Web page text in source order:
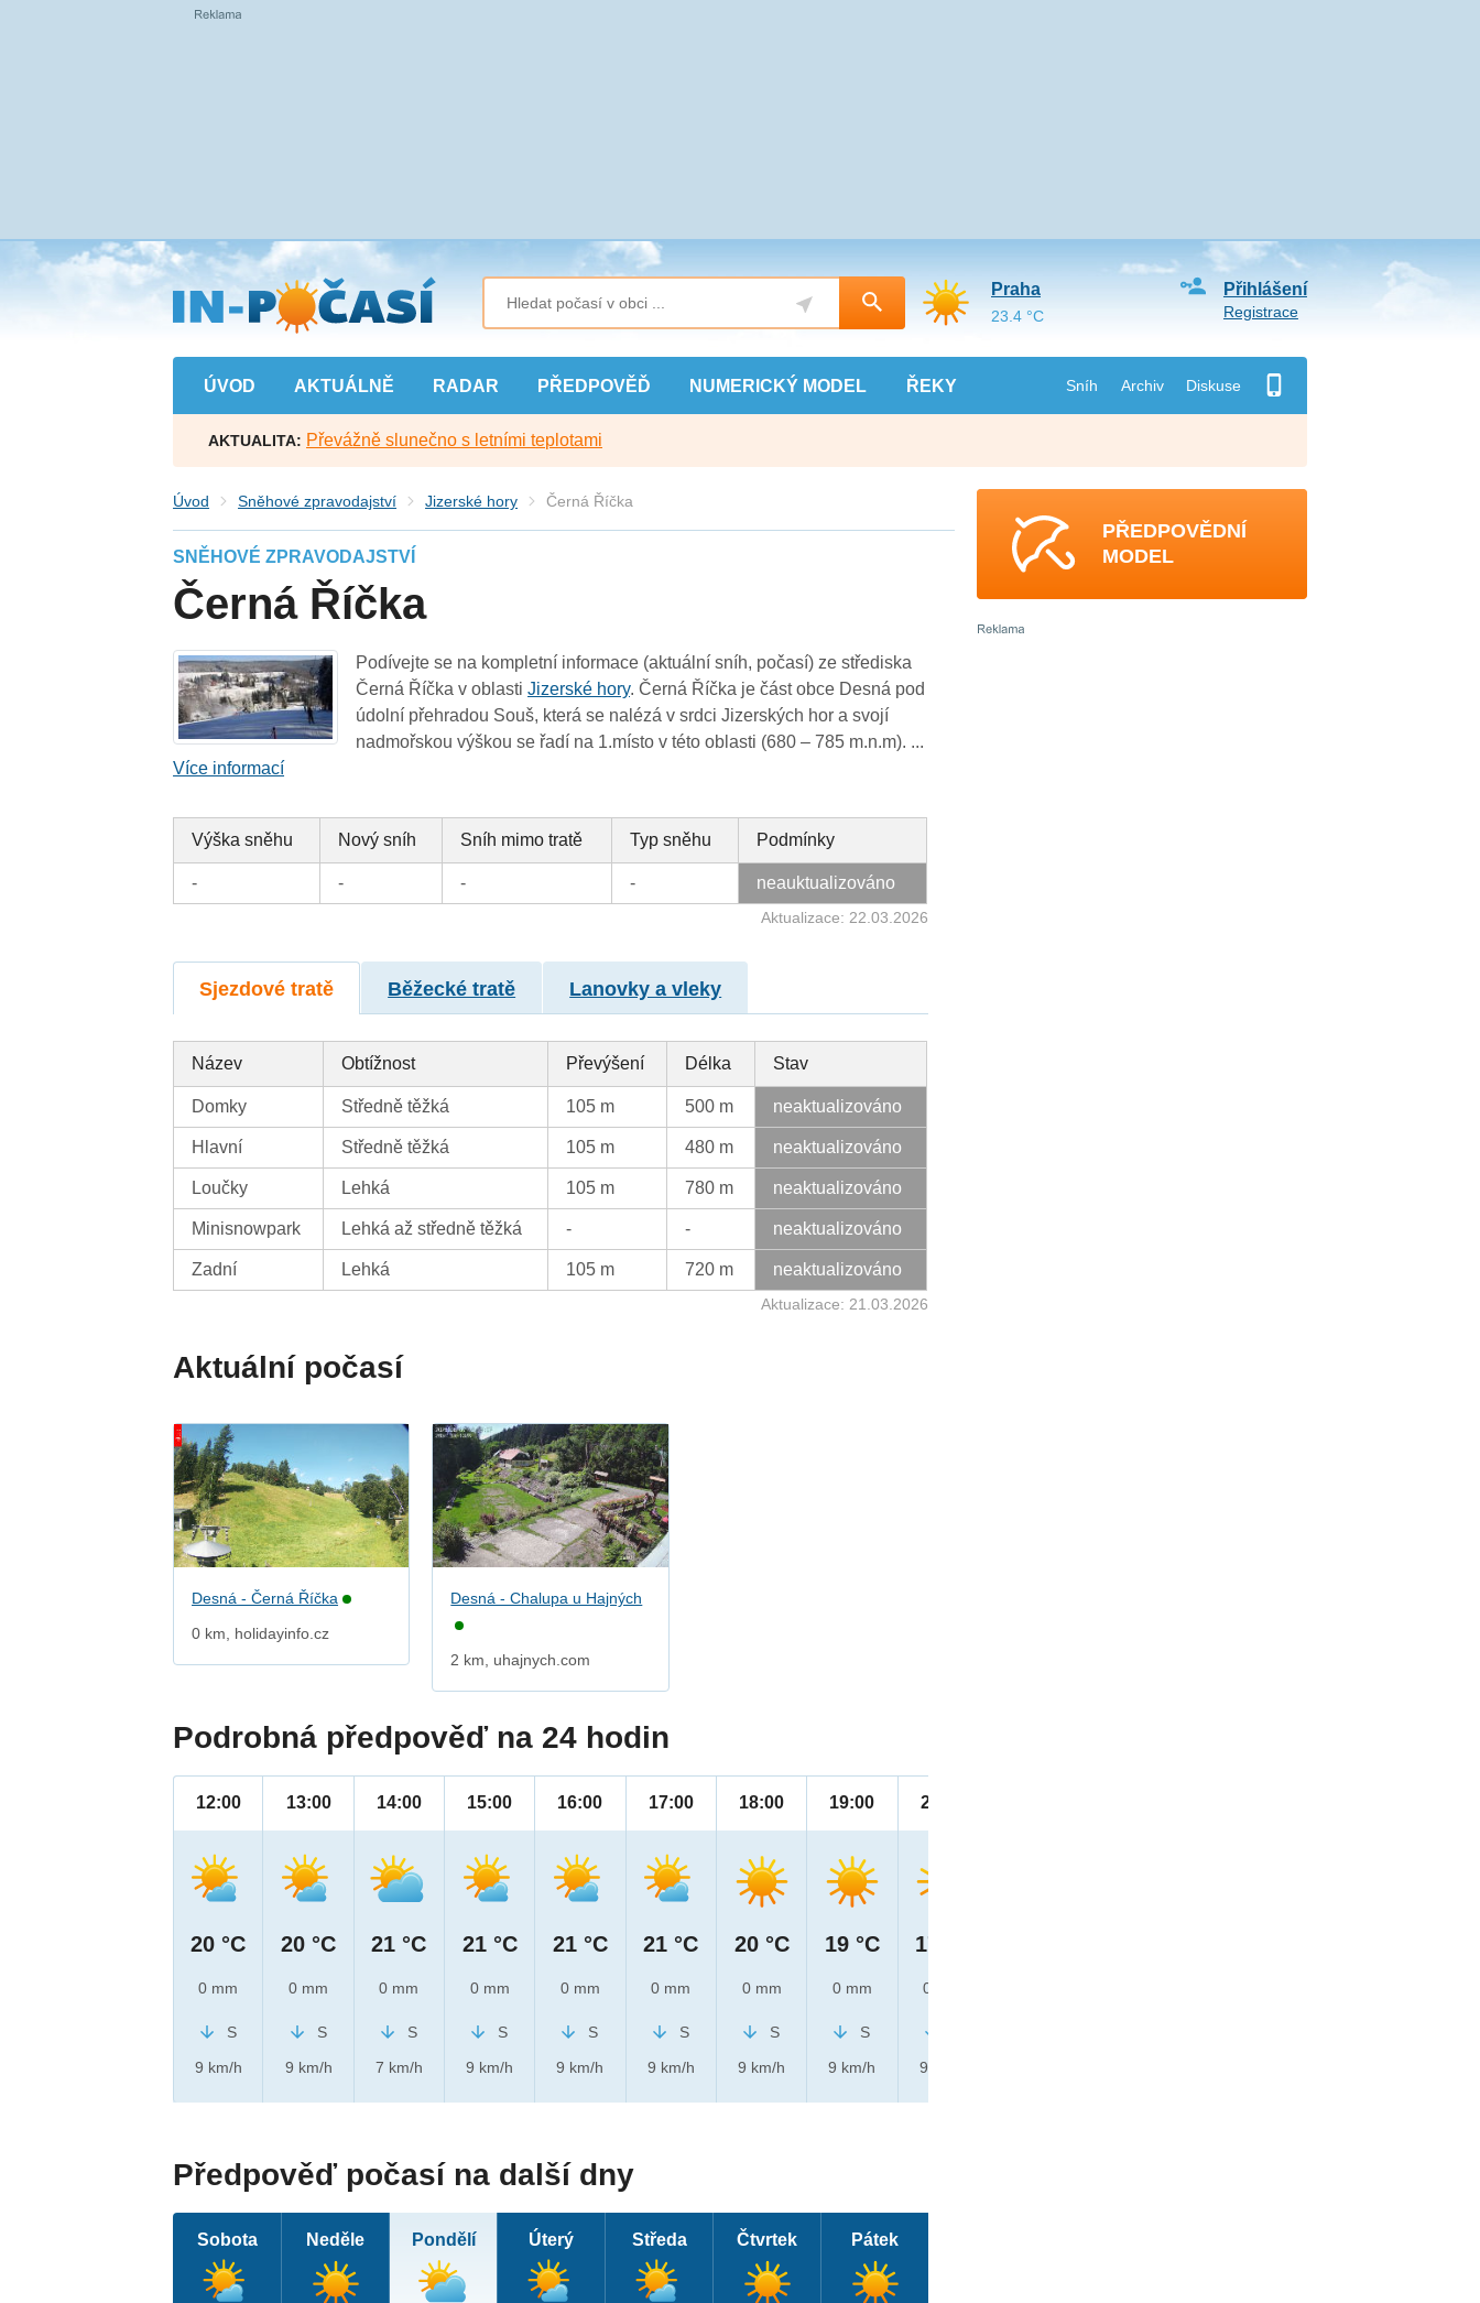
Přejít
na
hlavní
obsah
ÚVOD AKTUÁLNĚ RADAR PŘEDPOVĚĎ NUMERICKÝ MODEL ŘEKY Sníh Archiv Diskuse
Přihlášení
Registrace
Praha
23.4 °C
AKTUALITA: Převážně slunečno s letními teplotami
Úvod Sněhové zpravodajství Jizerské hory Černá Říčka
SNĚHOVÉ ZPRAVODAJSTVÍ
Černá Říčka
Podívejte se na kompletní informace (aktuální sníh, počasí) ze střediska
Černá Říčka v oblastiJizerské hory. Černá Říčka je část obce Desná pod
údolní přehradou Souš, která se nalézá v srdci Jizerských hor a svojí
nadmořskou výškou se řadí na 1.místo v této oblasti (680 – 785 m.n.m). ...
Více informací
Výška sněhu Nový sníh Sníh mimo tratě Typ sněhu Podmínky
- - - - neauktualizováno
Aktualizace: 22.03.2026
Sjezdové tratě Běžecké tratě Lanovky a vleky
Název Obtížnost Převýšení Délka Stav
Domky Středně těžká 105 m 500 m neaktualizováno
Hlavní Středně těžká 105 m 480 m neaktualizováno
Loučky Lehká 105 m 780 m neaktualizováno
Minisnowpark Lehká až středně těžká - - neaktualizováno
Zadní Lehká 105 m 720 m neaktualizováno
Aktualizace: 21.03.2026
Aktuální počasí
Desná - Černá Říčka
0 km, holidayinfo.cz
Desná - Chalupa u Hajných
2 km, uhajnych.com
Podrobná předpověď na 24 hodin
12:00
20 °C
0 mm
S
9 km/h
13:00
20 °C
0 mm
S
9 km/h
14:00
21 °C
0 mm
S
7 km/h
15:00
21 °C
0 mm
S
9 km/h
16:00
21 °C
0 mm
S
9 km/h
17:00
21 °C
0 mm
S
9 km/h
18:00
20 °C
0 mm
S
9 km/h
19:00
19 °C
0 mm
S
9 km/h
20:00
17 °C
0 mm
9 km/h
Předpověď počasí na další dny
Sobota Neděle Pondělí Úterý Středa Čtvrtek Pátek
PŘEDPOVĚDNÍ
MODEL